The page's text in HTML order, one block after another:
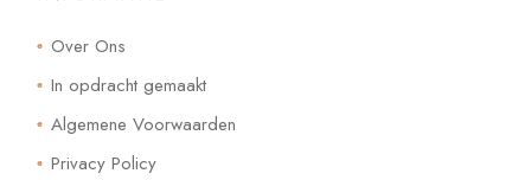
Over Ons
In opdracht gemaakt
Algemene Voorwaarden
Privacy Policy